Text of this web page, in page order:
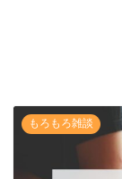
もろもろ雑談